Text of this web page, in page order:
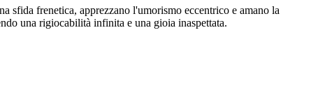
sfida frenetica, apprezzano l'umorismo eccentrico e amano la
una rigiocabilità infinita e una gioia inaspettata.